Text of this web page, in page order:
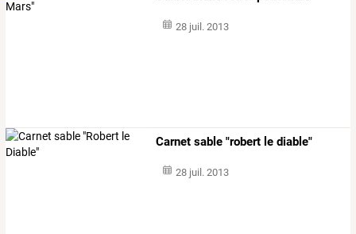
28 juil. 2013
Carnet sable "robert le diable"
28 juil. 2013